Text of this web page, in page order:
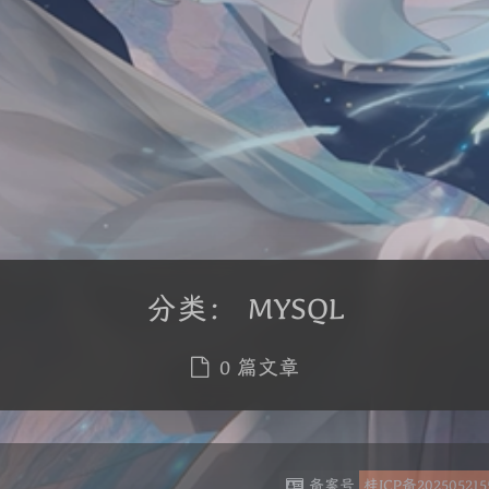
分类： MYSQL
0 篇文章
备案号 桂ICP备